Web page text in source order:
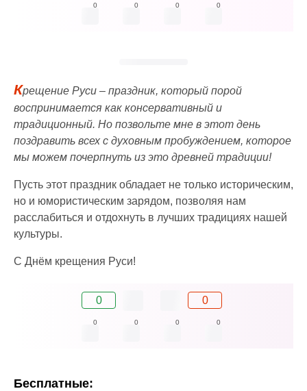
0 0 0 0
Крещение Руси – праздник, который порой
воспринимается как консервативный и
традиционный. Но позвольте мне в этот день
поздравить всех с духовным пробуждением, которое
мы можем почерпнуть из это древней традиции!
Пусть этот праздник обладает не только историческим,
но и юмористическим зарядом, позволяя нам
расслабиться и отдохнуть в лучших традициях нашей
культуры.
С Днём крещения Руси!
0 0
0 0 0 0
Бесплатные: